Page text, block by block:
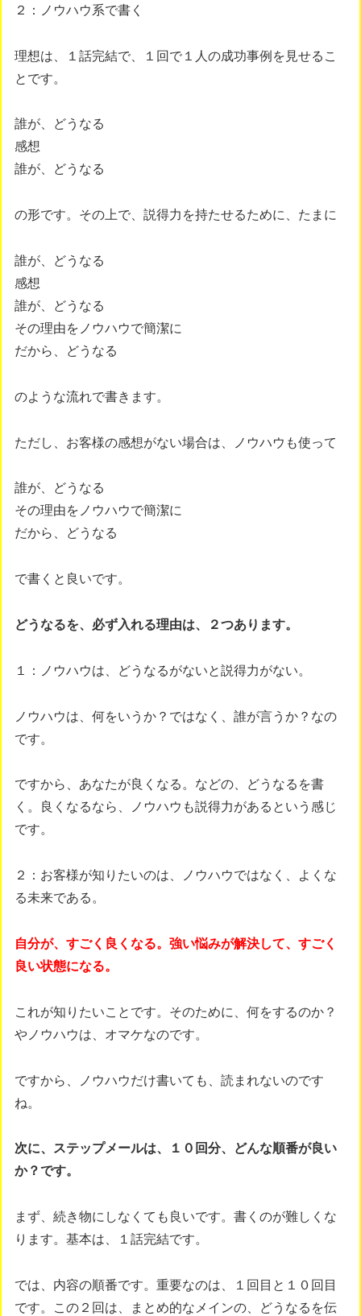
２：ノウハウ系で書く
理想は、１話完結で、１回で１人の成功事例を見せるこ
とです。
誰が、どうなる
感想
誰が、どうなる
の形です。その上で、説得力を持たせるために、たまに
誰が、どうなる
感想
誰が、どうなる
その理由をノウハウで簡潔に
だから、どうなる
のような流れで書きます。
ただし、お客様の感想がない場合は、ノウハウも使って
誰が、どうなる
その理由をノウハウで簡潔に
だから、どうなる
で書くと良いです。
どうなるを、必ず入れる理由は、２つあります。
１：ノウハウは、どうなるがないと説得力がない。
ノウハウは、何をいうか？ではなく、誰が言うか？なの
です。
ですから、あなたが良くなる。などの、どうなるを書
く。良くなるなら、ノウハウも説得力があるという感じ
です。
２：お客様が知りたいのは、ノウハウではなく、よくな
る未来である。
自分が、すごく良くなる。強い悩みが解決して、すごく
良い状態になる。
これが知りたいことです。そのために、何をするのか？
やノウハウは、オマケなのです。
ですから、ノウハウだけ書いても、読まれないのです
ね。
次に、ステップメールは、１０回分、どんな順番が良い
か？です。
まず、続き物にしなくても良いです。書くのが難しくな
ります。基本は、１話完結です。
では、内容の順番です。重要なのは、１回目と１０回目
です。この２回は、まとめ的なメインの、どうなるを伝